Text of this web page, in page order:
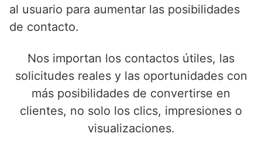
al usuario para aumentar las posibilidades
de contacto.
Nos importan los contactos útiles, las
solicitudes reales y las oportunidades con
más posibilidades de convertirse en
clientes, no solo los clics, impresiones o
visualizaciones.